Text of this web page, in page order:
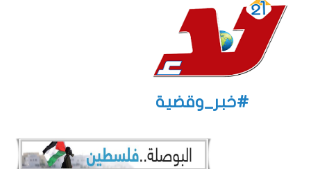
#خبر_وقضية